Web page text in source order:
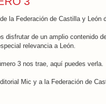
la Federación de Castilla y León
disfrutar de un amplio contenido
relevancia a León.
3 nos trae, aquí puedes verla.
Mic y a la Federación de